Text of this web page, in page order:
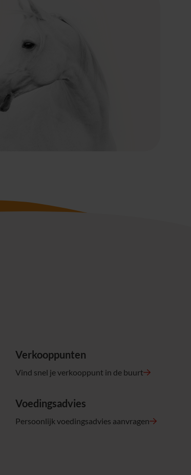
Verkooppunten
Vind snel je verkooppunt in de buurt
Voedingsadvies
Persoonlijk voedingsadvies aanvragen